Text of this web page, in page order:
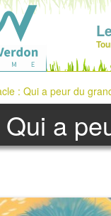
: Qui a peur du
a